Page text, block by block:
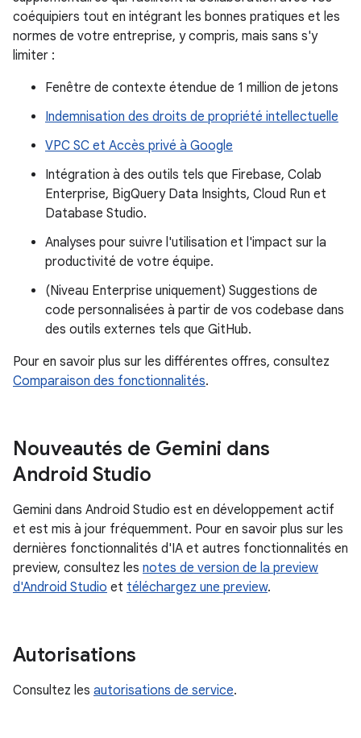
coéquipiers tout en intégrant les bonnes pratiques et les
normes de votre entreprise, y compris, mais sans s'y
limiter :
Fenêtre de contexte étendue de 1 million de jetons
Indemnisation des droits de propriété intellectuelle
VPC SC et Accès privé à Google
Intégration à des outils tels que Firebase, Colab
Enterprise, BigQuery Data Insights, Cloud Run et
Database Studio.
Analyses pour suivre l'utilisation et l'impact sur la
productivité de votre équipe.
(Niveau Enterprise uniquement) Suggestions de
code personnalisées à partir de vos codebase dans
des outils externes tels que GitHub.
Pour en savoir plus sur les différentes offres, consultez
Comparaison des fonctionnalités.
Nouveautés de Gemini dans
Android Studio
Gemini dans Android Studio est en développement actif
et est mis à jour fréquemment. Pour en savoir plus sur les
dernières fonctionnalités d'IA et autres fonctionnalités en
preview, consultez les notes de version de la preview
d'Android Studio et téléchargez une preview.
Autorisations
Consultez les autorisations de service.